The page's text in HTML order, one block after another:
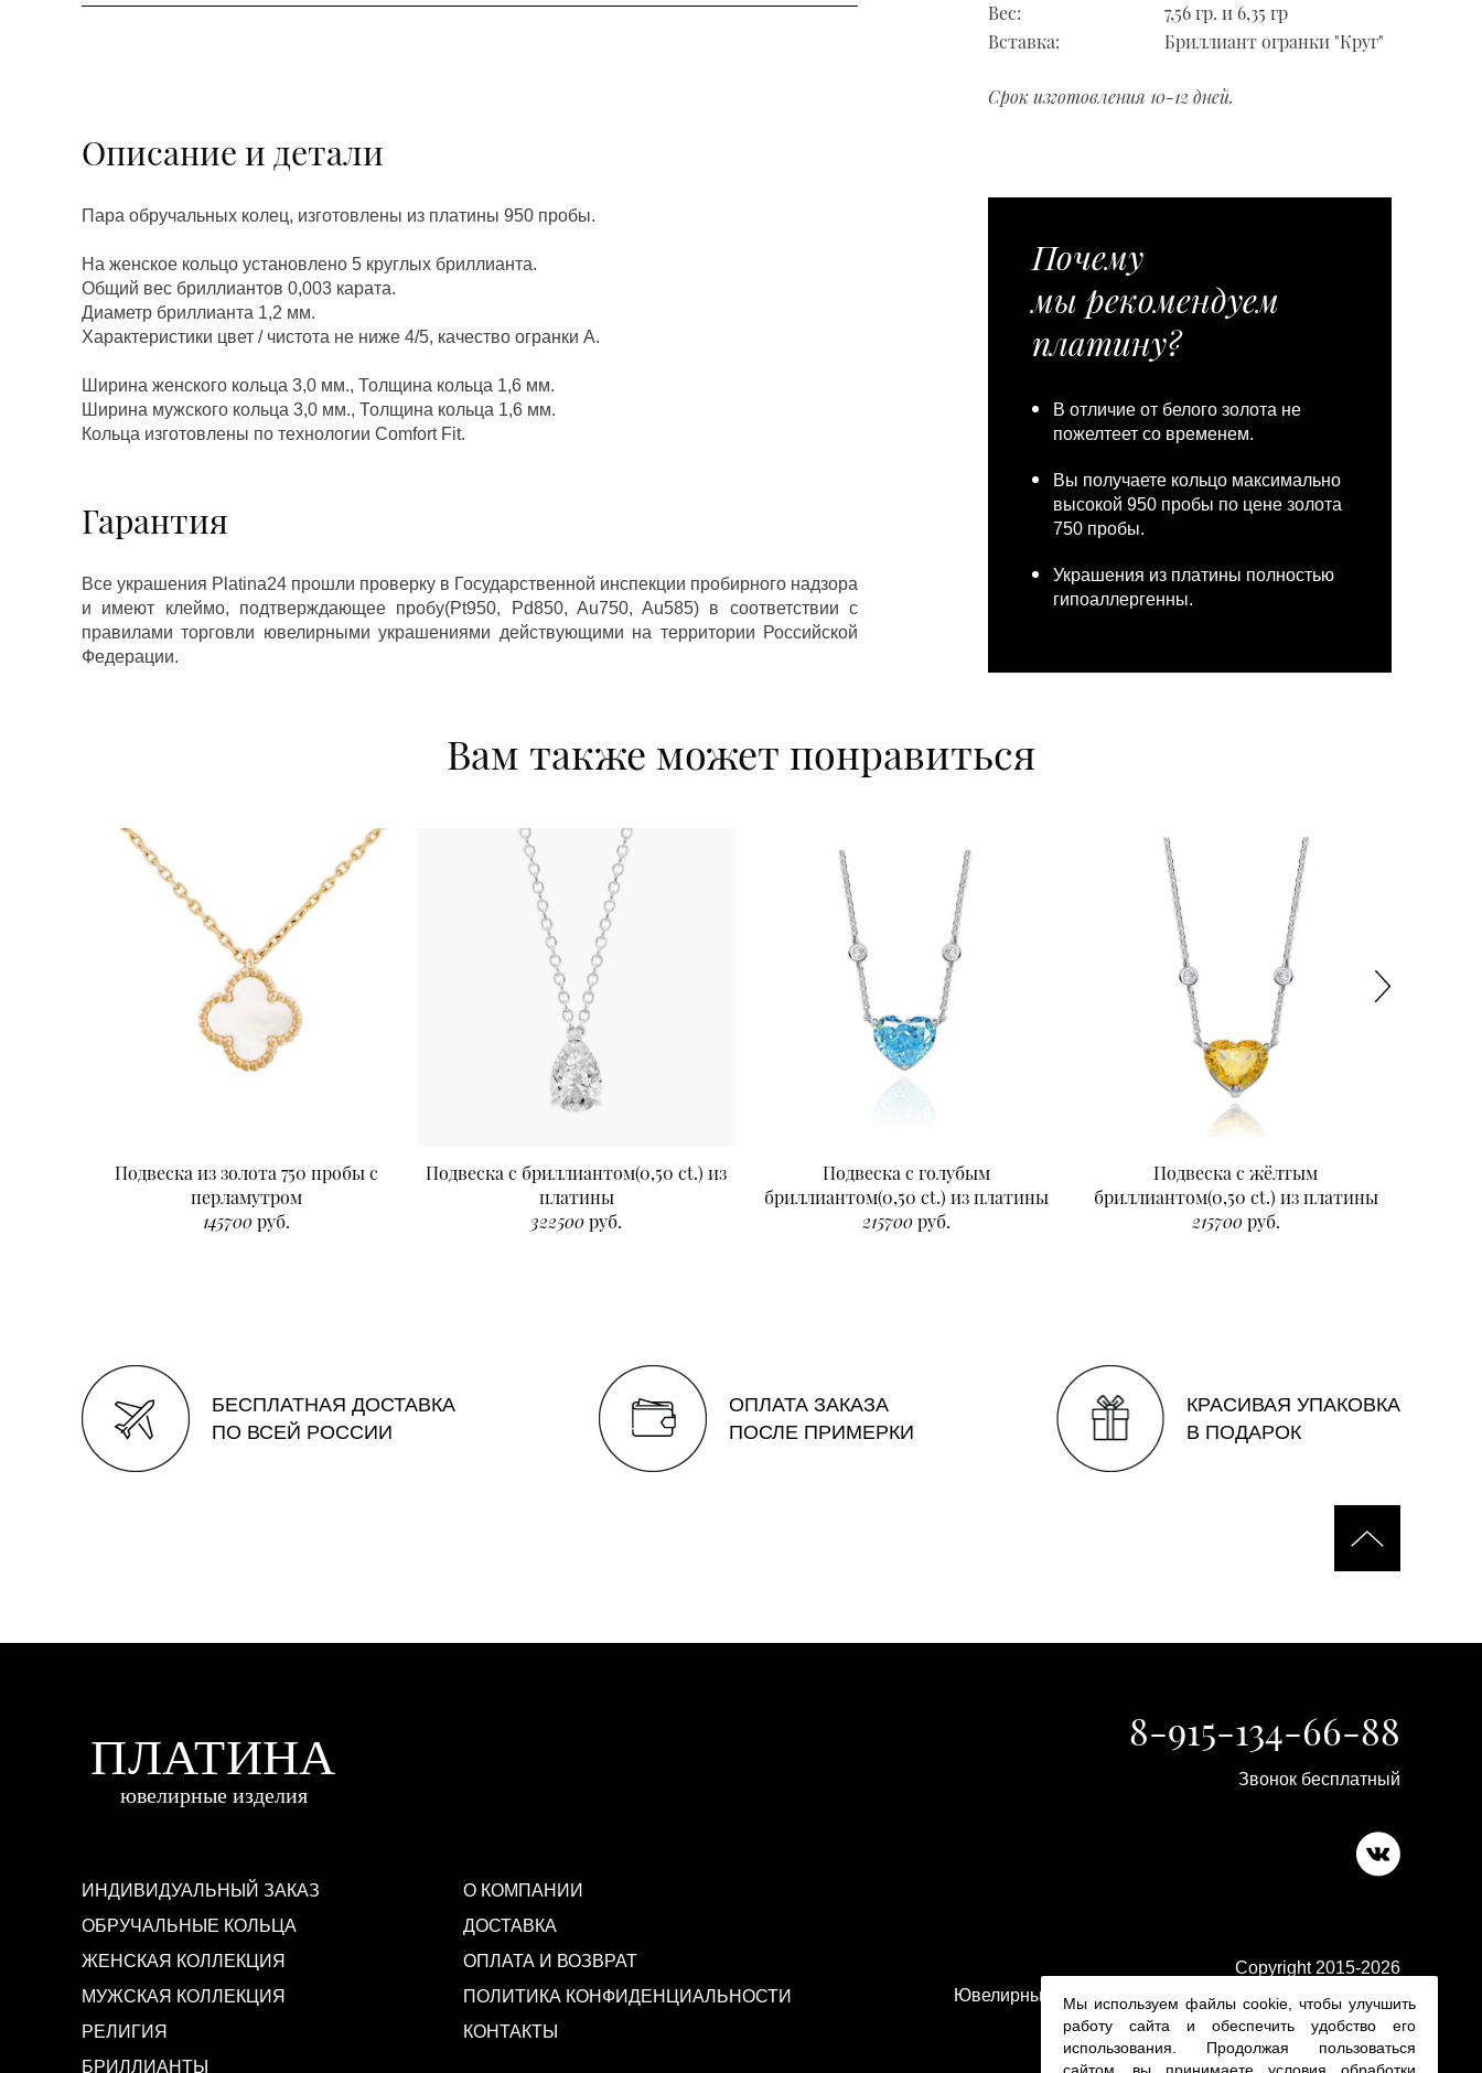
Вес:
7,56 гр. и 6,35 гр
Вставка:
Бриллиант огранки "Круг"
Срок изготовления 10-12 дней.
Описание и детали
Пара обручальных колец, изготовлены из платины 950 пробы.
На женское кольцо установлено 5 круглых бриллианта.
Общий вес бриллиантов 0,003 карата.
Диаметр бриллианта 1,2 мм.
Характеристики цвет / чистота не ниже 4/5, качество огранки А.
Ширина женского кольца 3,0 мм., Толщина кольца 1,6 мм.
Ширина мужского кольца 3,0 мм., Толщина кольца 1,6 мм.
Кольца изготовлены по технологии Соmfort Fit.
Гарантия
Все украшения Platina24 прошли проверку в Государственной инспекции пробирного надзора
и имеют клеймо, подтверждающее пробу(Pt950, Pd850, Au750, Au585) в соответствии с
правилами торговли ювелирными украшениями действующими на территории Российской
Федерации.
Почему
мы рекомендуем
платину?
В отличие от белого золота не
пожелтеет со временем.
Вы получаете кольцо максимально
высокой 950 пробы по цене золота
750 пробы.
Украшения из платины полностью
гипоаллергенны.
Вам также может понравиться
Подвеска из золота 750 пробы с
перламутром
145700руб.
Подвеска с бриллиантом(0,50 ct.) из
платины
322500руб.
Подвеска с голубым
бриллиантом(0,50 ct.) из платины
215700руб.
Подвеска с жёлтым
бриллиантом(0,50 ct.) из платины
215700руб.
БЕСПЛАТНАЯ ДОСТАВКА
ПО ВСЕЙ РОССИИ
ОПЛАТА ЗАКАЗА
ПОСЛЕ ПРИМЕРКИ
КРАСИВАЯ УПАКОВКА
В ПОДАРОК
ИНДИВИДУАЛЬНЫЙ ЗАКАЗ
ОБРУЧАЛЬНЫЕ КОЛЬЦА
ЖЕНСКАЯ КОЛЛЕКЦИЯ
МУЖСКАЯ КОЛЛЕКЦИЯ
РЕЛИГИЯ
БРИЛЛИАНТЫ
О КОМПАНИИ
ДОСТАВКА
ОПЛАТА И ВОЗВРАТ
ПОЛИТИКА КОНФИДЕНЦИАЛЬНОСТИ
КОНТАКТЫ
8-915-134-66-88
Звонок бесплатный
Copyright 2015-2026
Ювелирные изделия в ювелирном магазине Platina 24
Мы используем файлы cookie, чтобы улучшить
работу сайта и обеспечить удобство его
использования. Продолжая пользоваться